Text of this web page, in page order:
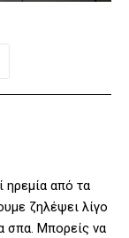
ηρεμία από τα
ζηλέψει λίγο
σπα. Μπορείς να